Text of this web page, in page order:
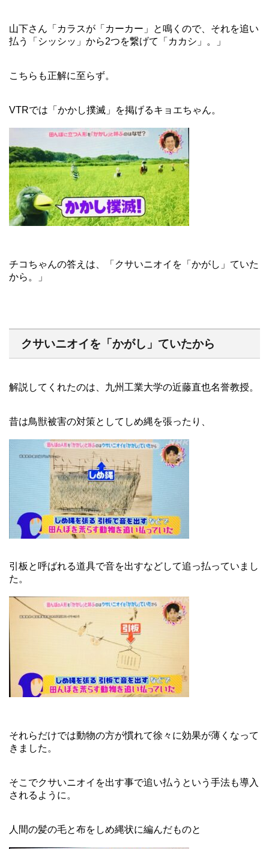
山下さん「カラスが「カーカー」と鳴くので、それを追い
払う「シッシッ」から2つを繋げて「カカシ」。」
こちらも正解に至らず。
VTRでは「かかし撲滅」を掲げるキョエちゃん。
チコちゃんの答えは、「クサいニオイを「かがし」ていた
から。」
クサいニオイを「かがし」ていたから
解説してくれたのは、九州工業大学の近藤直也名誉教授。
昔は鳥獣被害の対策としてしめ縄を張ったり、
引板と呼ばれる道具で音を出すなどして追っ払っていまし
た。
それらだけでは動物の方が慣れて徐々に効果が薄くなって
きました。
そこでクサいニオイを出す事で追い払うという手法も導入
されるように。
人間の髪の毛と布をしめ縄状に編んだものと